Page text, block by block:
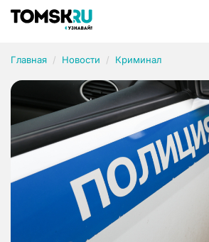
Главная Новости Криминал